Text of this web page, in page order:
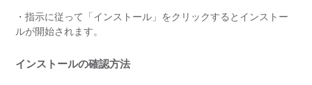
・指示に従って「インストール」をクリックするとインストー
ルが開始されます。
インストールの確認方法